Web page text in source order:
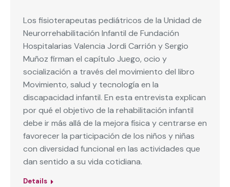
Los fisioterapeutas pediátricos de la Unidad de
Neurorrehabilitación Infantil de Fundación
Hospitalarias Valencia Jordi Carrión y Sergio
Muñoz firman el capítulo Juego, ocio y
socialización a través del movimiento del libro
Movimiento, salud y tecnología en la
discapacidad infantil. En esta entrevista explican
por qué el objetivo de la rehabilitación infantil
debe ir más allá de la mejora física y centrarse en
favorecer la participación de los niños y niñas
con diversidad funcional en las actividades que
dan sentido a su vida cotidiana.
Details